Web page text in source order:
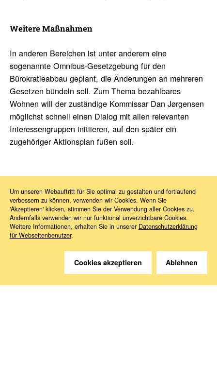
Weitere Maßnahmen
In anderen Bereichen ist unter anderem eine
sogenannte Omnibus-Gesetzgebung für den
Bürokratieabbau geplant, die Änderungen an mehreren
Gesetzen bündeln soll. Zum Thema bezahlbares
Wohnen will der zuständige Kommissar Dan Jørgensen
möglichst schnell einen Dialog mit allen relevanten
Interessengruppen initiieren, auf den später ein
zugehöriger Aktionsplan fußen soll.
News 2024 12 Die ersten 100 Tage
Sie haben Fragen?
Um unseren Webauftritt für Sie optimal zu gestalten und fortlaufend
verbessern zu können, verwenden wir Cookies. Wenn Sie
'Akzeptieren' klicken, stimmen Sie der Verwendung aller Cookies zu.
Andernfalls verwenden wir nur funktional unverzichtbare Cookies.
Weitere Informationen, erhalten Sie in unserer Datenschutzerklärung
für Webseitenbenutzer.
Cookies akzeptieren Ablehnen